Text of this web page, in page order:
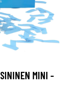
MINI -